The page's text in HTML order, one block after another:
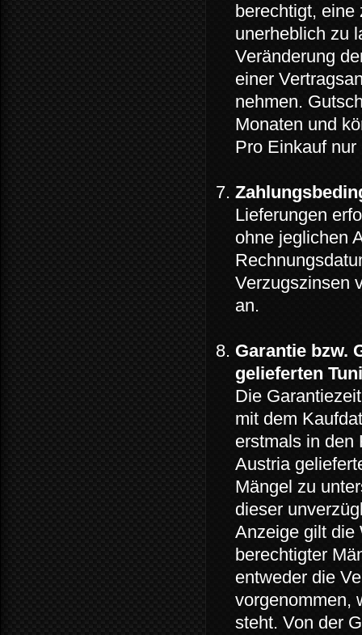
berechtigt, eine
unerheblich zu
Veränderung
einer
nehmen.
Monaten und
Pro Einkauf
Lieferungen
ohne jeglichen
Verzugszinsen
an.
Garantie bzw.
gelieferten
Die
mit dem
erstmals in den
Austria
Mängel zu
dieser
Anzeige gilt die
berechtigter
entweder die
vorgenommen,
steht. Von der